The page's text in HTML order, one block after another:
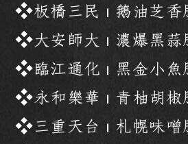
❖板橋三民 ⏐ 鵝油芝香
❖大安師大 ⏐ 濃爆黑蒜
❖臨江通化 ⏐ 黑金小魚
❖永和樂華 ⏐ 青柚胡椒
❖三重天台 ⏐ 札幌味噌